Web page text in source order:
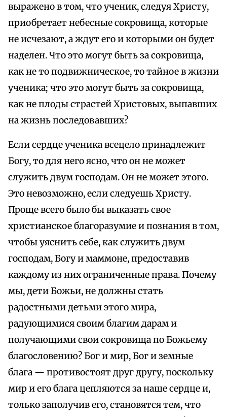
выражено в том, что ученик, следуя Христу,
приобретает небесные сокровища, которые
не исчезают, а ждут его и которыми он будет
наделен. Что это могут быть за сокровища,
как не то подвижническое, то тайное в жизни
ученика; что это могут быть за сокровища,
как не плоды страстей Христовых, выпавших
на жизнь последовавших?
Если сердце ученика всецело принадлежит
Богу, то для него ясно, что он не может
служить двум господам. Он не может этого.
Это невозможно, если следуешь Христу.
Проще всего было бы выказать свое
христианское благоразумие и познания в том,
чтобы уяснить себе, как служить двум
господам, Богу и маммоне, предоставив
каждому из них ограниченные права. Почему
мы, дети Божьи, не должны стать
радостными детьми этого мира,
радующимися своим благим дарам и
получающими свои сокровища по Божьему
благословению? Бог и мир, Бог и земные
блага — противостоят друг другу, поскольку
мир и его блага цепляются за наше сердце и,
только заполучив его, становятся тем, что